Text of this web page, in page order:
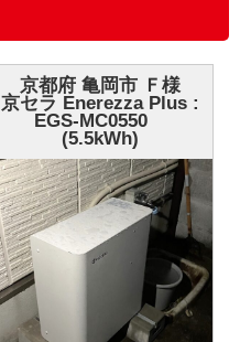
京都府 亀岡市 Ｆ様
京セラ Enerezza Plus :
EGS-MC0550
(5.5kWh)